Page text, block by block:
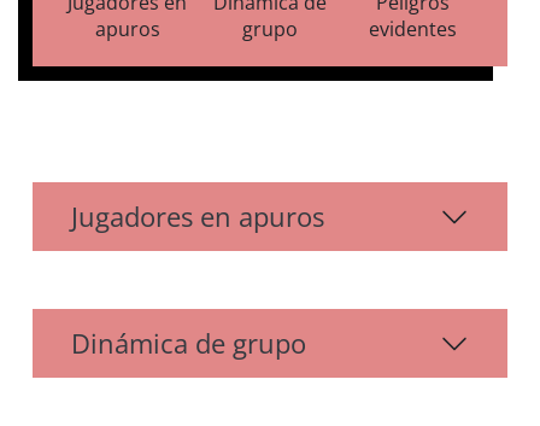
apuros
grupo
evidentes
Jugadores en apuros
Dinámica de grupo